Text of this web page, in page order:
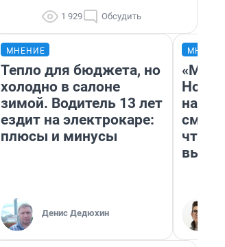
1 929 Обсудить
МНЕНИЕ
Тепло для бюджета, но
холодно в салоне
зимой. Водитель 13 лет
ездит на электрокаре:
плюсы и минусы
Денис Дедюхин
«Мы